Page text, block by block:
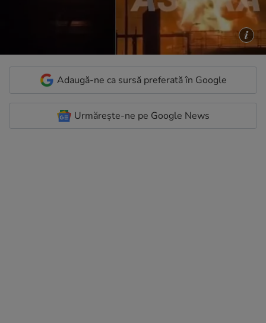
Adaugă-ne ca sursă preferată în Google
Urmărește-ne pe Google News